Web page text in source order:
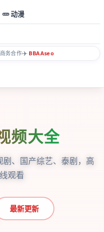
动漫
商务合作✈️·BBAAseo
频大全
、国产综艺、泰剧，高
观看
最新更新